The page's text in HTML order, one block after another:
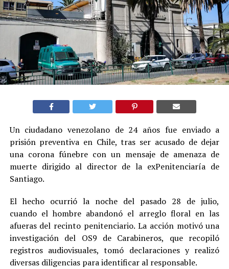
Un ciudadano venezolano de 24 años fue enviado a
prisión preventiva en Chile, tras ser acusado de dejar
una corona fúnebre con un mensaje de amenaza de
muerte dirigido al director de la exPenitenciaría de
Santiago.
El hecho ocurrió la noche del pasado 28 de julio,
cuando el hombre abandonó el arreglo floral en las
afueras del recinto penitenciario. La acción motivó una
investigación del OS9 de Carabineros, que recopiló
registros audiovisuales, tomó declaraciones y realizó
diversas diligencias para identificar al responsable.